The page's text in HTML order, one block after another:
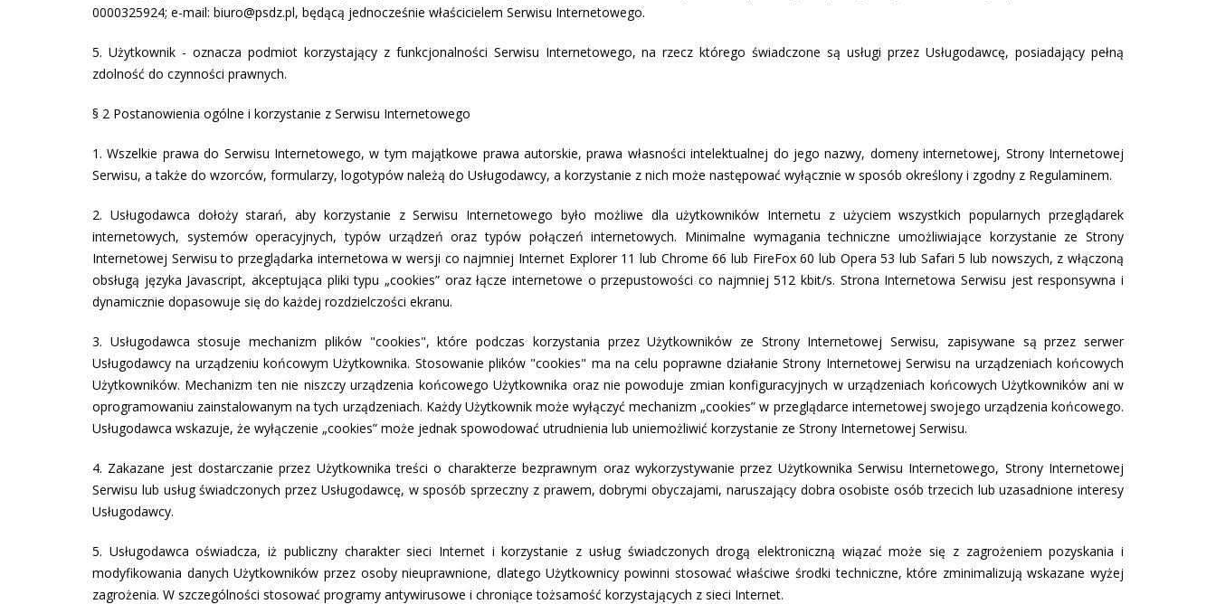
0000325924; e-mail: biuro@psdz.pl, będącą jednocześnie właścicielem Serwisu Internetowego.
5. Użytkownik - oznacza podmiot korzystający z funkcjonalności Serwisu Internetowego, na rzecz którego świadczone są usługi przez Usługodawcę, posiadający pełną
zdolność do czynności prawnych.
§ 2 Postanowienia ogólne i korzystanie z Serwisu Internetowego
1. Wszelkie prawa do Serwisu Internetowego, w tym majątkowe prawa autorskie, prawa własności intelektualnej do jego nazwy, domeny internetowej, Strony Internetowej
Serwisu, a także do wzorców, formularzy, logotypów należą do Usługodawcy, a korzystanie z nich może następować wyłącznie w sposób określony i zgodny z Regulaminem.
2. Usługodawca dołoży starań, aby korzystanie z Serwisu Internetowego było możliwe dla użytkowników Internetu z użyciem wszystkich popularnych przeglądarek
internetowych, systemów operacyjnych, typów urządzeń oraz typów połączeń internetowych. Minimalne wymagania techniczne umożliwiające korzystanie ze Strony
Internetowej Serwisu to przeglądarka internetowa w wersji co najmniej Internet Explorer 11 lub Chrome 66 lub FireFox 60 lub Opera 53 lub Safari 5 lub nowszych, z włączoną
obsługą języka Javascript, akceptująca pliki typu „cookies” oraz łącze internetowe o przepustowości co najmniej 512 kbit/s. Strona Internetowa Serwisu jest responsywna i
dynamicznie dopasowuje się do każdej rozdzielczości ekranu.
3. Usługodawca stosuje mechanizm plików "cookies", które podczas korzystania przez Użytkowników ze Strony Internetowej Serwisu, zapisywane są przez serwer
Usługodawcy na urządzeniu końcowym Użytkownika. Stosowanie plików "cookies" ma na celu poprawne działanie Strony Internetowej Serwisu na urządzeniach końcowych
Użytkowników. Mechanizm ten nie niszczy urządzenia końcowego Użytkownika oraz nie powoduje zmian konfiguracyjnych w urządzeniach końcowych Użytkowników ani w
oprogramowaniu zainstalowanym na tych urządzeniach. Każdy Użytkownik może wyłączyć mechanizm „cookies” w przeglądarce internetowej swojego urządzenia końcowego.
Usługodawca wskazuje, że wyłączenie „cookies” może jednak spowodować utrudnienia lub uniemożliwić korzystanie ze Strony Internetowej Serwisu.
4. Zakazane jest dostarczanie przez Użytkownika treści o charakterze bezprawnym oraz wykorzystywanie przez Użytkownika Serwisu Internetowego, Strony Internetowej
Serwisu lub usług świadczonych przez Usługodawcę, w sposób sprzeczny z prawem, dobrymi obyczajami, naruszający dobra osobiste osób trzecich lub uzasadnione interesy
Usługodawcy.
5. Usługodawca oświadcza, iż publiczny charakter sieci Internet i korzystanie z usług świadczonych drogą elektroniczną wiązać może się z zagrożeniem pozyskania i
modyfikowania danych Użytkowników przez osoby nieuprawnione, dlatego Użytkownicy powinni stosować właściwe środki techniczne, które zminimalizują wskazane wyżej
zagrożenia. W szczególności stosować programy antywirusowe i chroniące tożsamość korzystających z sieci Internet.